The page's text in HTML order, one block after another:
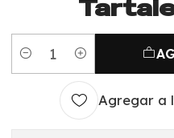
Cantidad
Agregar a